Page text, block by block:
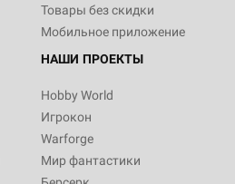
Товары без скидки
Мобильное приложение
НАШИ ПРОЕКТЫ
Hobby World
Игрокон
Warforge
Мир фантастики